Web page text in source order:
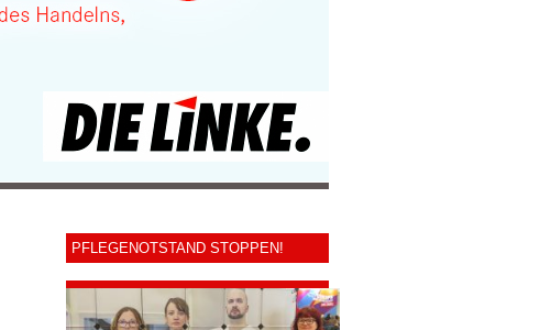
PFLEGENOTSTAND STOPPEN!